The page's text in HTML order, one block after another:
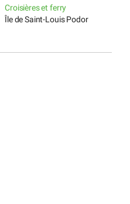
Croisières et ferry
Île de Saint-Louis Podor